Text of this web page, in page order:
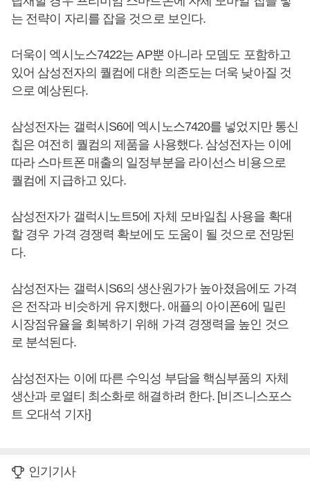
는 전략이 자리를 잡을 것으로 보인다.
더욱이 엑시노스7422는 AP뿐 아니라 모뎀도 포함하고
있어 삼성전자의 퀄컴에 대한 의존도는 더욱 낮아질 것
으로 예상된다.
삼성전자는 갤럭시S6에 엑시노스7420를 넣었지만 통신
칩은 여전히 퀄컴의 제품을 사용했다. 삼성전자는 이에
따라 스마트폰 매출의 일정부분을 라이선스 비용으로
퀄컴에 지급하고 있다.
삼성전자가 갤럭시노트5에 자체 모바일칩 사용을 확대
할 경우 가격 경쟁력 확보에도 도움이 될 것으로 전망된
다.
삼성전자는 갤럭시S6의 생산원가가 높아졌음에도 가격
은 전작과 비슷하게 유지했다. 애플의 아이폰6에 밀린
시장점유율을 회복하기 위해 가격 경쟁력을 높인 것으
로 분석된다.
삼성전자는 이에 따른 수익성 부담을 핵심부품의 자체
생산과 로열티 최소화로 해결하려 한다. [비즈니스포스
트 오대석 기자]
인기기사